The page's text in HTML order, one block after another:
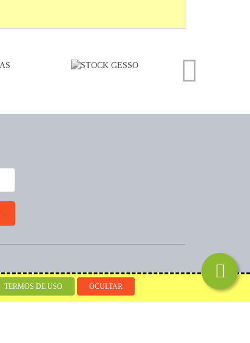
Desenvolvido por
TERMOS DE USO OCULTAR